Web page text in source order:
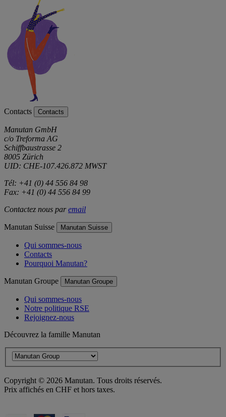
Contacts Contacts
Manutan GmbH
c/o Treforma AG
Schiffbaustrasse 2
8005 Zürich
UID: CHE-107.426.872 MWST
Tél: +41 (0) 44 556 84 98
Fax: +41 (0) 44 556 84 99
Contactez nous paremail
Manutan Suisse Manutan Suisse
Qui sommes-nous
Contacts
Pourquoi Manutan?
Manutan Groupe Manutan Groupe
Qui sommes-nous
Notre politique RSE
Rejoignez-nous
Découvrez la famille Manutan
Copyright © 2026 Manutan. Tous droits réservés.
Prix affichés en CHF et hors taxes.